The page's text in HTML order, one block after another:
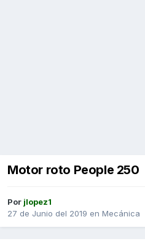
Motor roto People 250
Por jlopez1
27 de Junio del 2019 en Mecánica